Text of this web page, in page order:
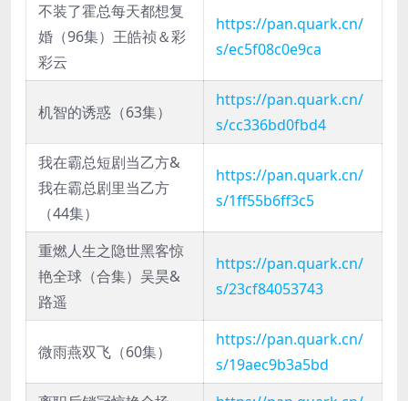
不装了霍总每天都想复
婚（96集）王皓祯＆彩
彩云
https://pan.quark.cn/
s/ec5f08c0e9ca
机智的诱惑（63集）
https://pan.quark.cn/
s/cc336bd0fbd4
我在霸总短剧当乙方&
我在霸总剧里当乙方
（44集）
https://pan.quark.cn/
s/1ff55b6ff3c5
重燃人生之隐世黑客惊
艳全球（合集）吴昊&
路遥
https://pan.quark.cn/
s/23cf84053743
微雨燕双飞（60集）
https://pan.quark.cn/
s/19aec9b3a5bd